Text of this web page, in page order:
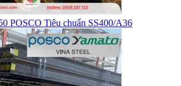
POSCO Tiêu chuẩn SS400/A36